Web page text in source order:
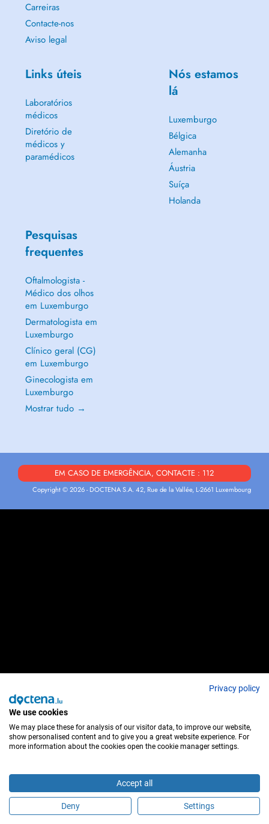
Faça uma marcação online
Carreiras
Contacte-nos
Aviso legal
Links úteis
Laboratórios
médicos
Diretório de
médicos y
paramédicos
Nós estamos
lá
Luxemburgo
Bélgica
Alemanha
Áustria
Suíça
Holanda
Pesquisas
frequentes
Oftalmologista -
Médico dos olhos
em Luxemburgo
Dermatologista em
Luxemburgo
Clínico geral (CG)
em Luxemburgo
Ginecologista em
Luxemburgo
Mostrar tudo →
EM CASO DE EMERGÊNCIA, CONTACTE : 112
Copyright © 2026 - DOCTENA S.A. 42, Rue de la Vallée, L-2661 Luxembourg
Privacy policy
We use cookies
We may place these for analysis of our visitor data, to improve our website,
show personalised content and to give you a great website experience. For
more information about the cookies open the cookie manager settings.
Accept all
Deny Settings